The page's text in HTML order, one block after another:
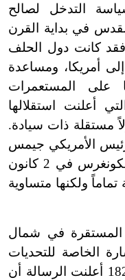
التدخل لصالح
في بداية القرن
فقد كانت دول الحلف
أمريكا، ومساعدة
على المستعمرات
أعلنت استقلالها
مستقلة ذات سيادة.
الأمريكي جيمس
مونرو في رسالته السنوية إلى الكونغرس في 2 كانون
تماماً ولكنها متساوية
المستقرة في شمال
الخاصة للتحديات
الروسية المتخذة في 28 أيلول 1821 أعلنت الرسالة أن